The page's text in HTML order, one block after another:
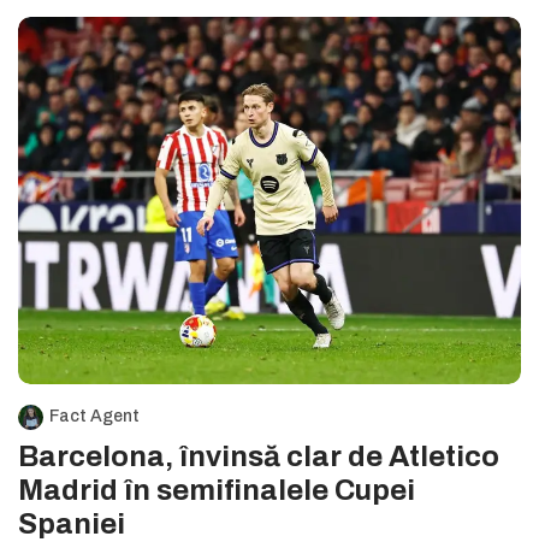
Fact Agent
Barcelona, învinsă clar de Atletico
Madrid în semifinalele Cupei
Spaniei